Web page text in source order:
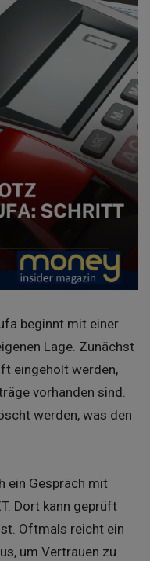
beginnt mit einer
Lage. Zunächst
eingeholt werden,
vorhanden sind.
werden, was den
ein Gespräch mit
Dort kann geprüft
Oftmals reicht ein
um Vertrauen zu